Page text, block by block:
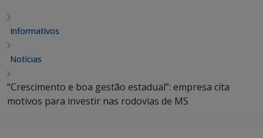
Informativos
Notícias
“Crescimento e boa gestão estadual”: empresa cita
motivos para investir nas rodovias de MS